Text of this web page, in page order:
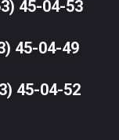
45-04-53
45-04-49
52